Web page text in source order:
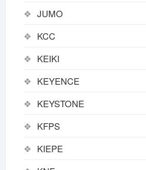
JUMO
KCC
KEIKI
KEYENCE
KEYSTONE
KFPS
KIEPE